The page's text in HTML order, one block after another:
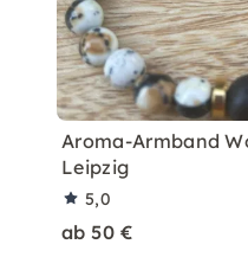
Aroma-Armband
Leipzig
5,0
ab 50 €